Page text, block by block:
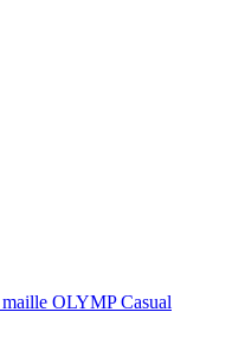
OLYMP Casual